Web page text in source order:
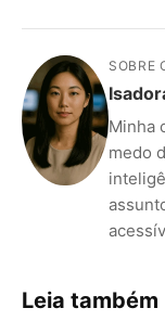
SOBRE
Minha
medo
Leia também